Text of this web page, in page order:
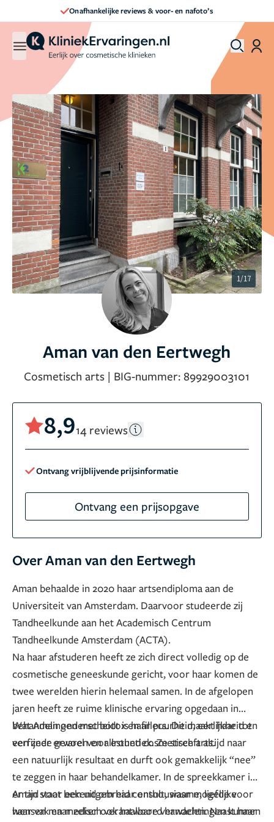
Direct een afspraak maken
1/17
Aman van den Eertwegh
Cosmetisch arts | BIG-nummer: 89929003101
8,914 reviews
Ontvang vrijblijvende prijsinformatie
Ontvang een prijsopgave
Over Aman van den Eertwegh
Aman behaalde in 2020 haar artsendiploma aan de
Universiteit van Amsterdam. Daarvoor studeerde zij
Tandheelkunde aan het Academisch Centrum
Tandheelkunde Amsterdam (ACTA).
Na haar afstuderen heeft ze zich direct volledig op de
cosmetische geneeskunde gericht, voor haar komen de
twee werelden hierin helemaal samen. In de afgelopen
jaren heeft ze ruime klinische ervaring opgedaan in
behandelingen met botox en fillers. Dit maakt haar tot
een zeer ervaren en allround cosmetisch arts.
Wat Aman onderscheidt is haar puurheid, eerlijkheid en
verfijnde gevoel voor esthetiek. Ze streeft altijd naar
een natuurlijk resultaat en durft ook gemakkelijk “nee”
te zeggen in haar behandelkamer. In de spreekkamer is
er tijd voor een uitgebreid consult, waar mogelijke
wensen maar zeker ook haalbare verwachtingen kunnen
Aman staat bekend om haar enthousiasme, liefde voor
haar vak en medisch verantwoord handelen. Naast haar